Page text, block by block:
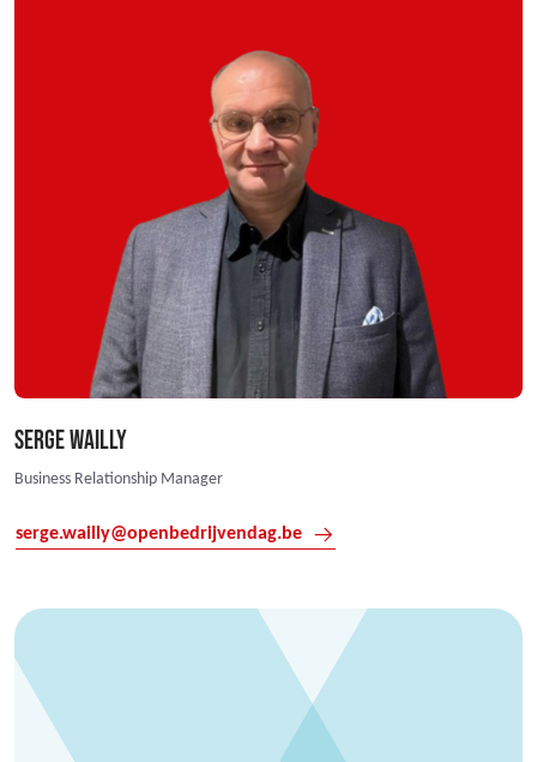
SERGE WAILLY
Business Relationship Manager
serge.wailly@openbedrijvendag.be